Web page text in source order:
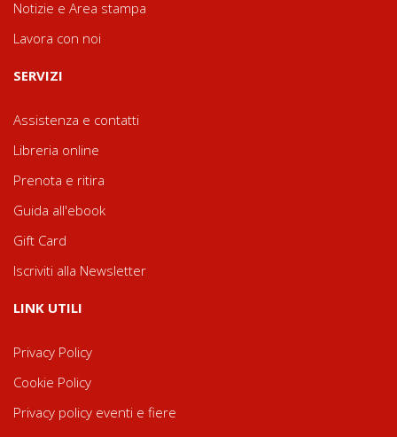
Notizie e Area stampa
Lavora con noi
SERVIZI
Assistenza e contatti
Libreria online
Prenota e ritira
Guida all'ebook
Gift Card
Iscriviti alla Newsletter
LINK UTILI
Privacy Policy
Cookie Policy
Privacy policy eventi e fiere